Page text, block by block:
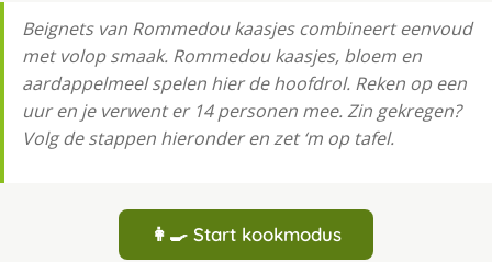
Beignets van Rommedou kaasjes combineert eenvoud
met volop smaak. Rommedou kaasjes, bloem en
aardappelmeel spelen hier de hoofdrol. Reken op een
uur en je verwent er 14 personen mee. Zin gekregen?
Volg de stappen hieronder en zet ‘m op tafel.
👩‍🍳 Start kookmodus